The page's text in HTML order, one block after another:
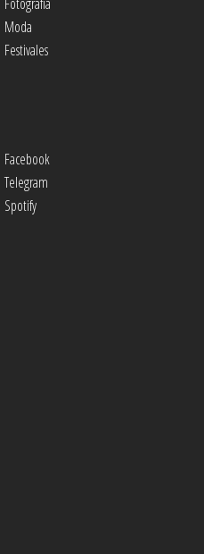
Moda
Festivales
Facebook
Telegram
Spotify